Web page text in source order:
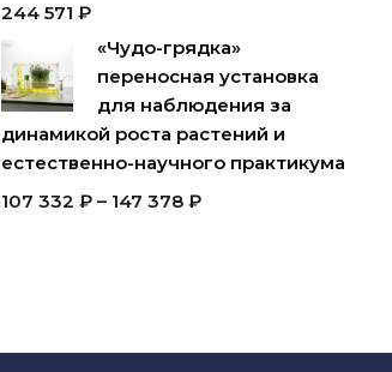
244 571 ₽
«Чудо-грядка»
переносная установка
для наблюдения за
динамикой роста растений и
естественно-научного практикума
107 332 ₽– 147 378 ₽